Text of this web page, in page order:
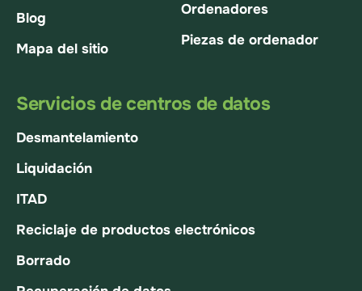
Blog
Mapa del sitio
Ordenadores
Piezas de ordenador
Servicios de centros de datos
Desmantelamiento
Liquidación
ITAD
Reciclaje de productos electrónicos
Borrado